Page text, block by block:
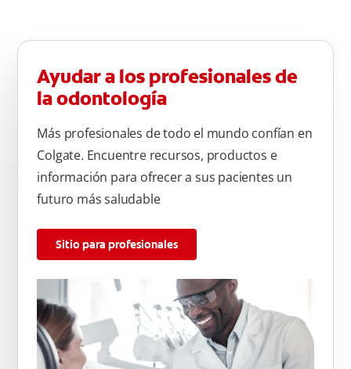
Ayudar a los profesionales de
la odontología
Más profesionales de todo el mundo confían en
Colgate. Encuentre recursos, productos e
información para ofrecer a sus pacientes un
futuro más saludable
Sitio para profesionales